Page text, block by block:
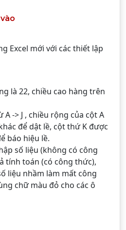
Excel mới với các thiết lập
là 22, chiều cao hàng trên
-> J , chiều rộng của cột A
để dật lề, cột thứ K được
báo hiệu lề.
số liệu (không có công
tính toán (có công thức),
liệu nhầm làm mất công
chữ màu đỏ cho các ô